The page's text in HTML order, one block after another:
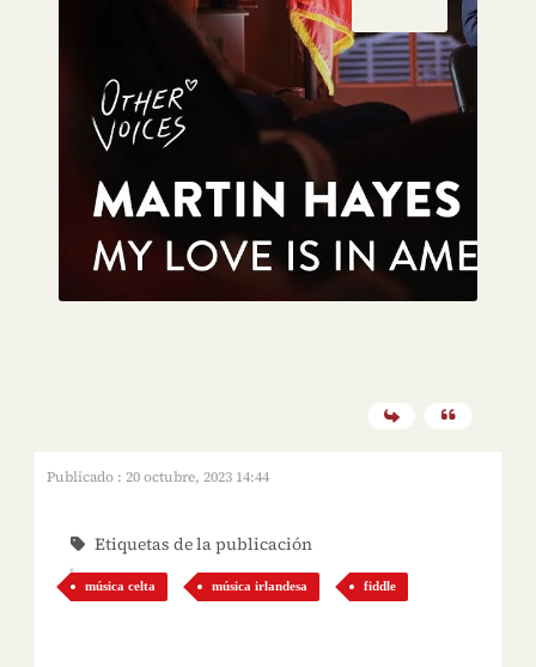
Publicado : 20 octubre, 2023 14:44
Etiquetas de la publicación
música celta música irlandesa fiddle